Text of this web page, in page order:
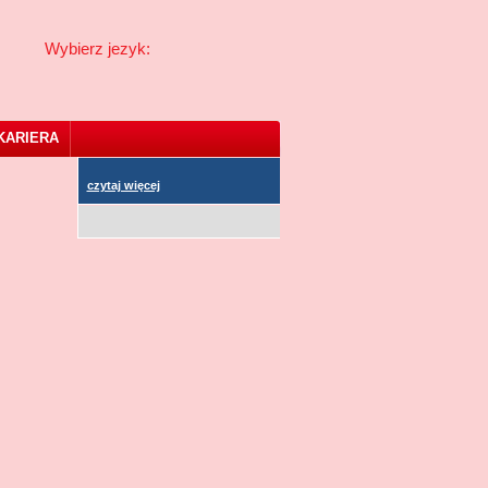
Wybierz jezyk:
czytaj więcej